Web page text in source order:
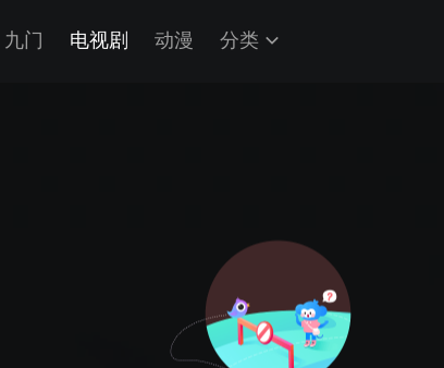
九门 电视剧 动漫 分类